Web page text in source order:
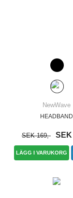
NewWave
HEADBAND
SEK 169,- SEK
LÄGG I VARUKORG